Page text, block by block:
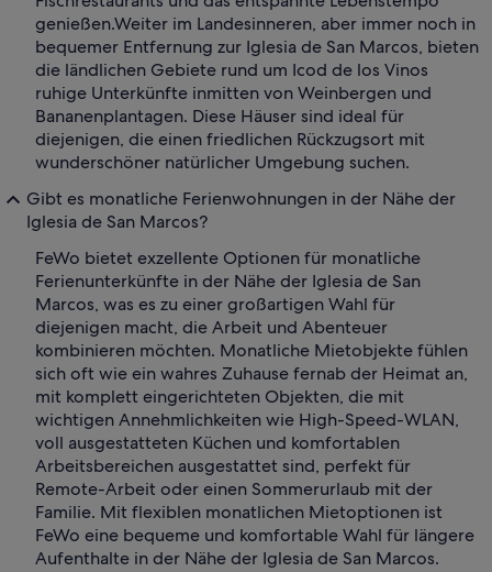
genießen.Weiter im Landesinneren, aber immer noch in
bequemer Entfernung zur Iglesia de San Marcos, bieten
die ländlichen Gebiete rund um Icod de los Vinos
ruhige Unterkünfte inmitten von Weinbergen und
Bananenplantagen. Diese Häuser sind ideal für
diejenigen, die einen friedlichen Rückzugsort mit
wunderschöner natürlicher Umgebung suchen.
Gibt es monatliche Ferienwohnungen in der Nähe der
Iglesia de San Marcos?
FeWo bietet exzellente Optionen für monatliche
Ferienunterkünfte in der Nähe der Iglesia de San
Marcos, was es zu einer großartigen Wahl für
diejenigen macht, die Arbeit und Abenteuer
kombinieren möchten. Monatliche Mietobjekte fühlen
sich oft wie ein wahres Zuhause fernab der Heimat an,
mit komplett eingerichteten Objekten, die mit
wichtigen Annehmlichkeiten wie High-Speed-WLAN,
voll ausgestatteten Küchen und komfortablen
Arbeitsbereichen ausgestattet sind, perfekt für
Remote-Arbeit oder einen Sommerurlaub mit der
Familie. Mit flexiblen monatlichen Mietoptionen ist
FeWo eine bequeme und komfortable Wahl für längere
Aufenthalte in der Nähe der Iglesia de San Marcos.